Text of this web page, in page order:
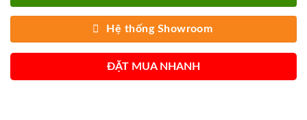
Hệ thống Showroom
ĐẶT MUA NHANH